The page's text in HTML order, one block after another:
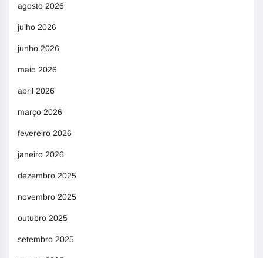
agosto 2026
julho 2026
junho 2026
maio 2026
abril 2026
março 2026
fevereiro 2026
janeiro 2026
dezembro 2025
novembro 2025
outubro 2025
setembro 2025